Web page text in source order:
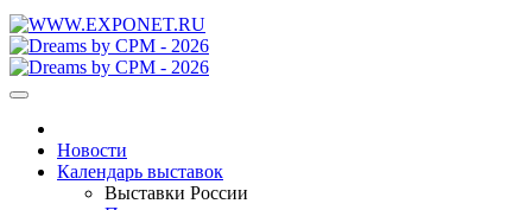
Новости
Календарь выставок
Выставки России